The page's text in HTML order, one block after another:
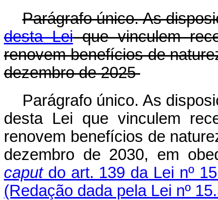
Parágrafo único. As
desta Leique vinculem
renovem benefícios de
dezembro de 2025
Parágrafo único. As
desta Lei que vinculem
renovem benefícios de
dezembro de 2030, em
caputdo art. 139 da Lei nº
(Redação dada pela Lei nº